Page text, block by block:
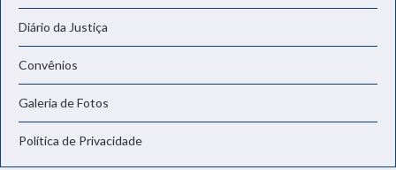
Diário da Justiça
Convênios
Galeria de Fotos
Política de Privacidade